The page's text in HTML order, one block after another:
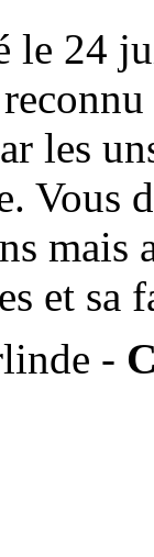
le 24
les
Vous
mais
et sa
-